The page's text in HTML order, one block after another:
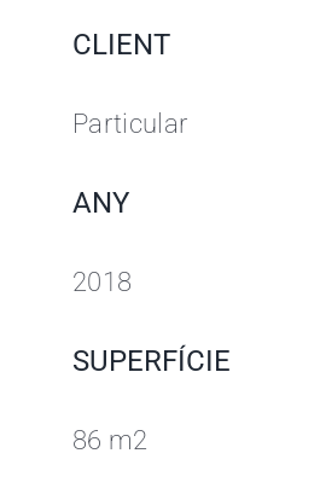
CLIENT
Particular
ANY
2018
SUPERFÍCIE
86 m2